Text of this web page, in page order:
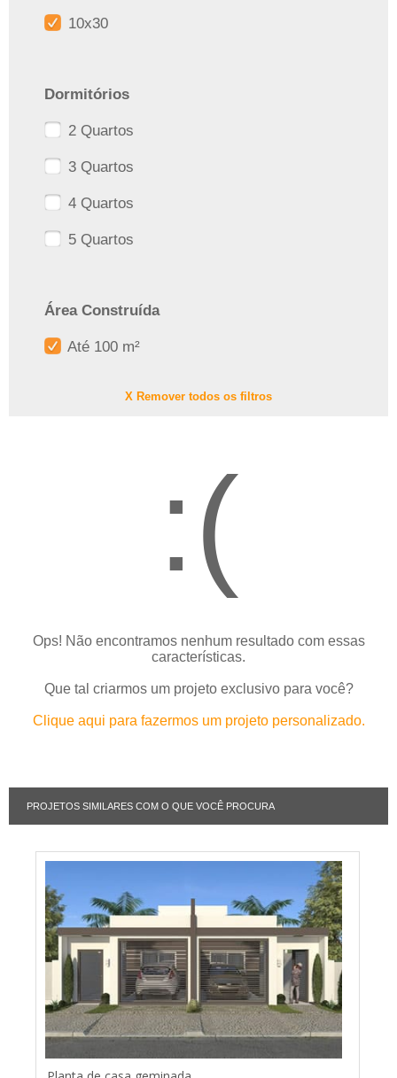
10x30
Dormitórios
2 Quartos
3 Quartos
4 Quartos
5 Quartos
Área Construída
Até 100 m²
X Remover todos os filtros
:(
Ops! Não encontramos nenhum resultado com essas
características.
Que tal criarmos um projeto exclusivo para você?
Clique aqui para fazermos um projeto personalizado.
PROJETOS SIMILARES COM O QUE VOCÊ PROCURA